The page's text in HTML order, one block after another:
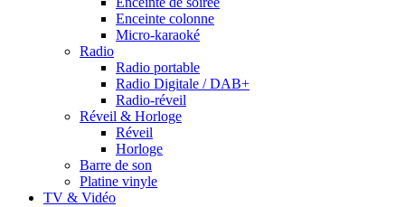
Enceinte colonne
Micro-karaoké
Radio
Radio portable
Radio Digitale / DAB+
Radio-réveil
Réveil & Horloge
Réveil
Horloge
Barre de son
Platine vinyle
TV & Vidéo